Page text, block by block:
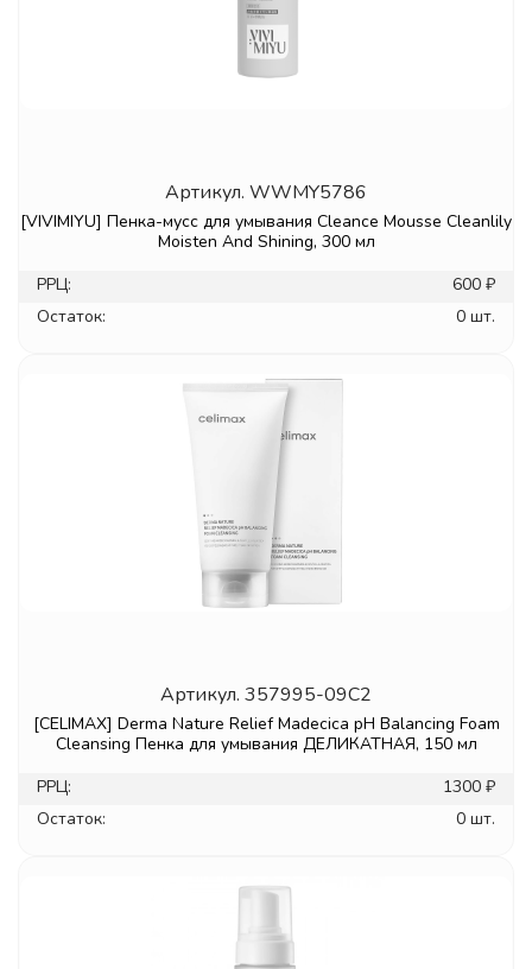
Артикул. WWMY5786
[VIVIMIYU] Пенка-мусс для умывания Cleance Mousse Cleanlily
Moisten And Shining, 300 мл
РРЦ:
600 ₽
Остаток:
0 шт.
Артикул. 357995-09C2
[CELIMAX] Derma Nature Relief Madecica pH Balancing Foam
Cleansing Пенка для умывания ДЕЛИКАТНАЯ, 150 мл
РРЦ:
1300 ₽
Остаток:
0 шт.